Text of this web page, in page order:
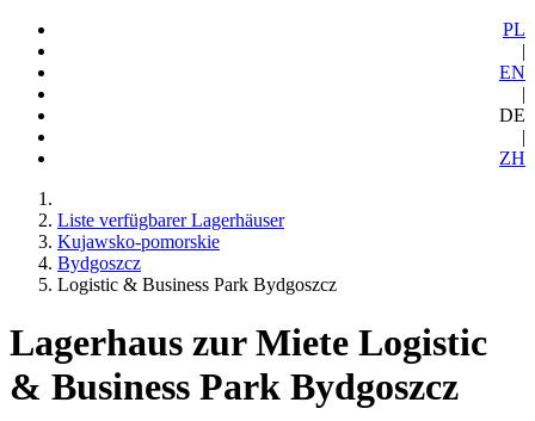
PL
|
EN
|
DE
|
ZH
Liste verfügbarer Lagerhäuser
Kujawsko-pomorskie
Bydgoszcz
Logistic & Business Park Bydgoszcz
Lagerhaus zur Miete Logistic
& Business Park Bydgoszcz